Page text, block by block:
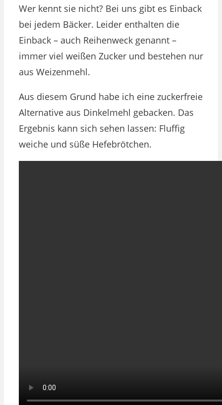
Wer kennt sie nicht? Bei uns gibt es Einback
bei jedem Bäcker. Leider enthalten die
Einback – auch Reihenweck genannt –
immer viel weißen Zucker und bestehen nur
aus Weizenmehl.
Aus diesem Grund habe ich eine zuckerfreie
Alternative aus Dinkelmehl gebacken. Das
Ergebnis kann sich sehen lassen: Fluffig
weiche und süße Hefebrötchen.